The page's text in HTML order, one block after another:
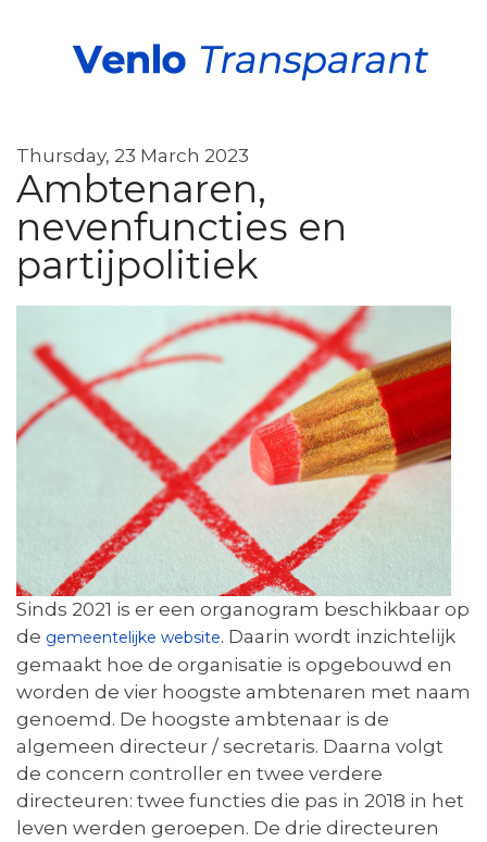
Thursday, 23 March 2023
Ambtenaren,
nevenfuncties en
partijpolitiek
Sinds 2021 is er een organogram beschikbaar op
de gemeentelijke website. Daarin wordt inzichtelijk
gemaakt hoe de organisatie is opgebouwd en
worden de vier hoogste ambtenaren met naam
genoemd. De hoogste ambtenaar is de
algemeen directeur / secretaris. Daarna volgt
de concern controller en twee verdere
directeuren: twee functies die pas in 2018 in het
leven werden geroepen. De drie directeuren